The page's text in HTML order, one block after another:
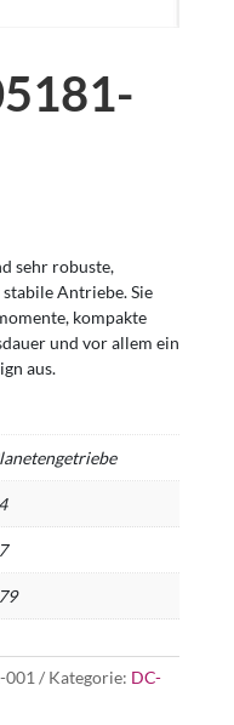
sehr robuste,
Antriebe. Sie
kompakte
und vor allem ein
aus.
001 Kategorie: DC-